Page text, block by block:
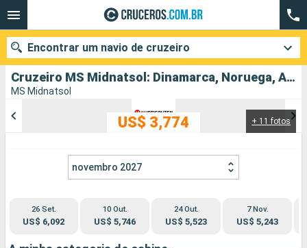
Cruzeiro MS Midnatsol: Dinamarca, Noruega, Alemanha partindo de Hamburgo
MS Midnatsol
+ 11 fotos
US$ 3,774
novembro 2027
26 Set.
US$ 6,092
10 Out.
US$ 5,746
24 Out.
US$ 5,523
7 Nov.
US$ 5,243
Encontrar um navio de cruzeiro
Data de partida
Pesquisar